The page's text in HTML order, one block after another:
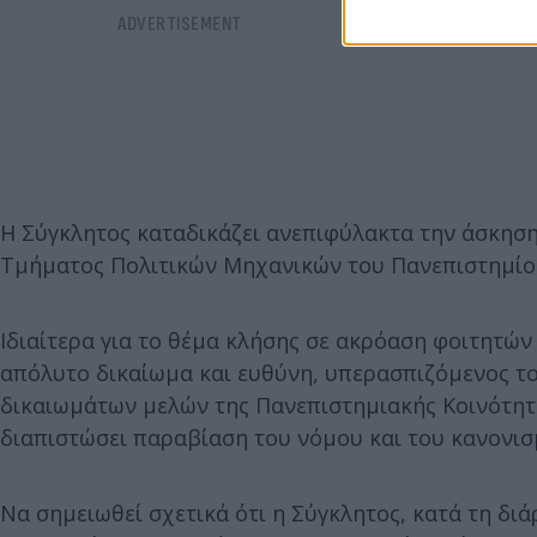
Η Σύγκλητος καταδικάζει ανεπιφύλακτα την
Τμήματος Πολιτικών Μηχανικών του
Ιδιαίτερα για το θέμα κλήσης σε ακρόαση
απόλυτο δικαίωμα και ευθύνη, υπερασπιζόμενος
δικαιωμάτων μελών της Πανεπιστημιακής
διαπιστώσει παραβίαση του νόμου και του
Να σημειωθεί σχετικά ότι η Σύγκλητος, κατά τη